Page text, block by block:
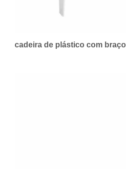
cadeira de plástico com braço